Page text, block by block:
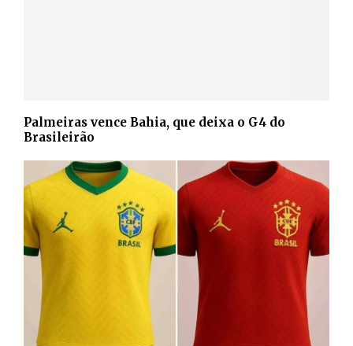
Palmeiras vence Bahia, que deixa o G4 do
Brasileirão